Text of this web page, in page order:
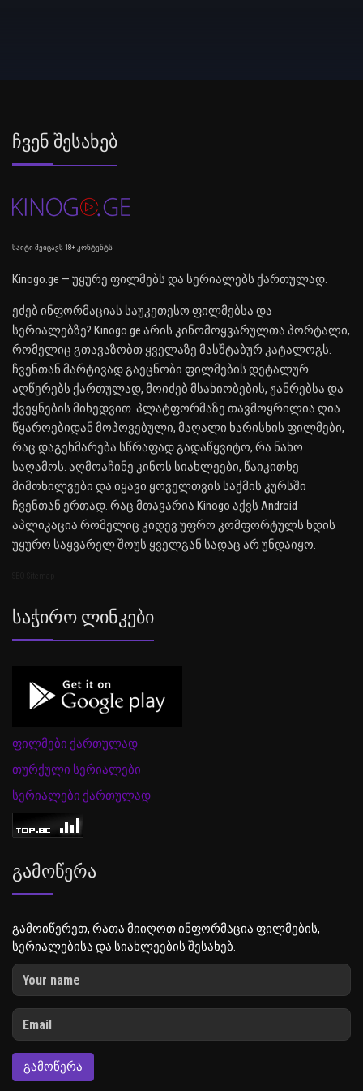
Ჩვენ Შესახებ
საიტი შეიცავს 18+ კონტენტს
Kinogo.ge — უყურე ფილმებს და სერიალებს ქართულად.
ეძებ ინფორმაციას საუკეთესო ფილმებსა და
სერიალებზე? Kinogo.ge არის კინომოყვარულთა პორტალი,
რომელიც გთავაზობთ ყველაზე მასშტაბურ კატალოგს.
ჩვენთან მარტივად გაეცნობი ფილმების დეტალურ
აღწერებს ქართულად, მოიძებ მსახიობების, ჟანრებსა და
ქვეყნების მიხედვით. პლატფორმაზე თავმოყრილია ღია
წყაროებიდან მოპოვებული, მაღალი ხარისხის ფილმები,
რაც დაგეხმარება სწრაფად გადაწყვიტო, რა ნახო
საღამოს. აღმოაჩინე კინოს სიახლეები, წაიკითხე
მიმოხილვები და იყავი ყოველთვის საქმის კურსში
ჩვენთან ერთად. რაც მთავარია Kinogo აქვს Android
აპლიკაცია რომელიც კიდევ უფრო კომფორტულს ხდის
უყურო საყვარელ შოუს ყველგან სადაც არ უნდაიყო.
Საჭირო Ლინკები
ფილმები ქართულად
თურქული სერიალები
სერიალები ქართულად
Გამოწერა
გამოიწერეთ, რათა მიიღოთ ინფორმაცია ფილმების,
სერიალებისა და სიახლეების შესახებ.
ᲒᲐᲛᲝᲬᲔᲠᲐ